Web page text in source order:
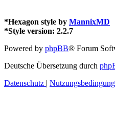
*Hexagon style by MannixMD
*Style version: 2.2.7
Powered by phpBB® Forum
Deutsche Übersetzung durch
Datenschutz |